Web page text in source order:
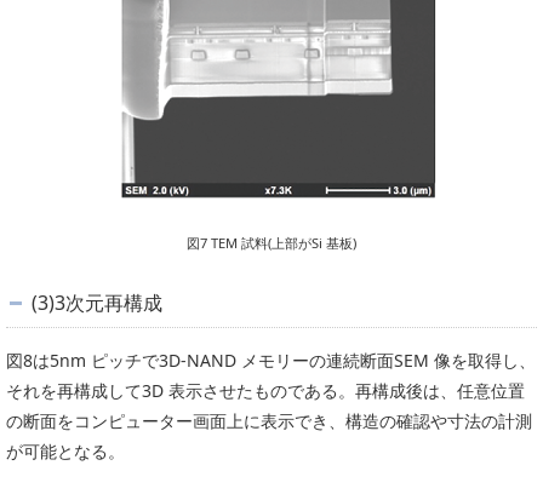
図7 TEM 試料(上部がSi 基板)
(3)3次元再構成
図8は5nm ピッチで3D-NAND メモリーの連続断面SEM 像を取得し、
それを再構成して3D 表示させたものである。再構成後は、任意位置
の断面をコンピューター画面上に表示でき、構造の確認や寸法の計測
が可能となる。